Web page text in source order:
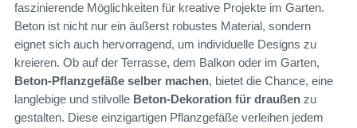
faszinierende Möglichkeiten für kreative Projekte im Garten.
Beton ist nicht nur ein äußerst robustes Material, sondern
eignet sich auch hervorragend, um individuelle Designs zu
kreieren. Ob auf der Terrasse, dem Balkon oder im Garten,
Beton-Pflanzgefäße selber machen, bietet die Chance, eine
langlebige und stilvolle Beton-Dekoration für draußen zu
gestalten. Diese einzigartigen Pflanzgefäße verleihen jedem